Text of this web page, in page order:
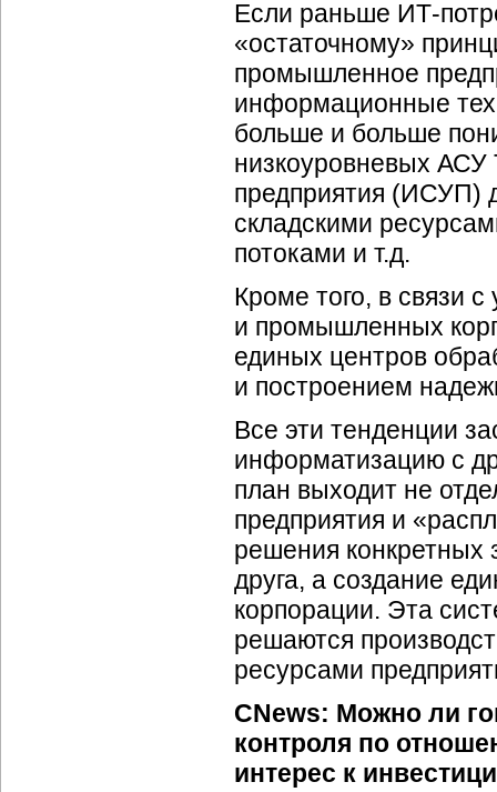
Если раньше ИТ-
«остаточному»
промышленное
информационные
больше и больше
низкоуровневых АСУ
предприятия (ИСУП)
складскими
потоками и т.д.
Кроме того, в связи
и промышленных
единых центров
и построением
Все эти тенденции
информатизацию с
план выходит не
предприятия и
решения конкретных
друга, а создание
корпорации. Эта
решаются
ресурсами
CNews: Можно ли
контроля по
интерес к